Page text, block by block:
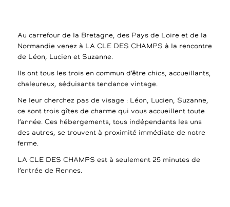
Au carrefour de la Bretagne, des Pays de Loire et de la
Normandie venez à LA CLE DES CHAMPS à la rencontre
de Léon, Lucien et Suzanne.
Ils ont tous les trois en commun d’être chics, accueillants,
chaleureux, séduisants tendance vintage.
Ne leur cherchez pas de visage : Léon, Lucien, Suzanne,
ce sont trois gîtes de charme qui vous accueillent toute
l’année. Ces hébergements, tous indépendants les uns
des autres, se trouvent à proximité immédiate de notre
ferme.
LA CLE DES CHAMPS est à seulement 25 minutes de
l’entrée de Rennes.